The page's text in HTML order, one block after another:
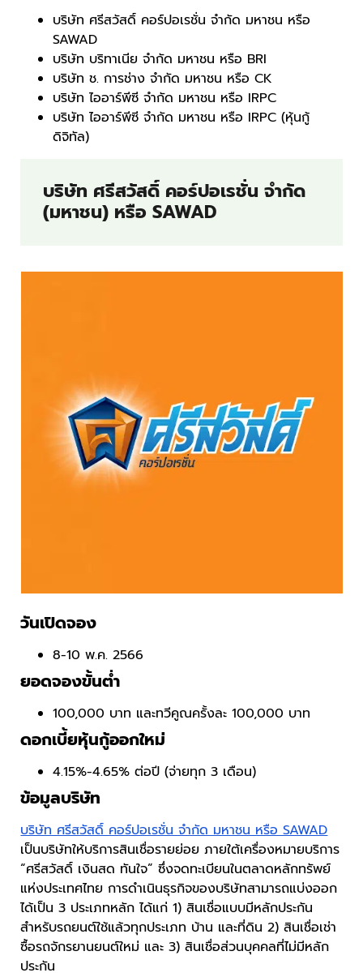
บริษัท ศรีสวัสดิ์ คอร์ปอเรชั่น จำกัด มหาชน หรือ
SAWAD
บริษัท บริทาเนีย จำกัด มหาชน หรือ BRI
บริษัท ช. การช่าง จำกัด มหาชน หรือ CK
บริษัท ไออาร์พีซี จำกัด มหาชน หรือ IRPC
บริษัท ไออาร์พีซี จำกัด มหาชน หรือ IRPC (หุ้นกู้
ดิจิทัล)
บริษัท ศรีสวัสดิ์ คอร์ปอเรชั่น จำกัด
(มหาชน) หรือ SAWAD
วันเปิดจอง
8-10 พ.ค. 2566
ยอดจองขั้นต่ำ
100,000 บาท และทวีคูณครั้งละ 100,000 บาท
ดอกเบี้ยหุ้นกู้ออกใหม่
4.15%-4.65% ต่อปี (จ่ายทุก 3 เดือน)
ข้อมูลบริษัท
บริษัท ศรีสวัสดิ์ คอร์ปอเรชั่น จำกัด มหาชน หรือ SAWAD
เป็นบริษัทให้บริการสินเชื่อรายย่อย ภายใต้เครื่องหมายบริการ
“ศรีสวัสดิ์ เงินสด ทันใจ” ซึ่งจดทะเบียนในตลาดหลักทรัพย์
แห่งประเทศไทย การดำเนินธุรกิจของบริษัทสามารถแบ่งออก
ได้เป็น 3 ประเภทหลัก ได้แก่ 1) สินเชื่อแบบมีหลักประกัน
สำหรับรถยนต์ใช้แล้วทุกประเภท บ้าน และที่ดิน 2) สินเชื่อเช่า
ซื้อรถจักรยานยนต์ใหม่ และ 3) สินเชื่อส่วนบุคคลที่ไม่มีหลัก
ประกัน